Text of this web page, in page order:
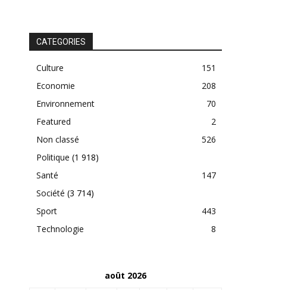
CATEGORIES
Culture
151
Economie
208
Environnement
70
Featured
2
Non classé
526
Politique (1 918)
Santé
147
Société (3 714)
Sport
443
Technologie
8
août 2026